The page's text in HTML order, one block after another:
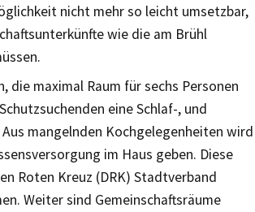
nicht mehr so leicht umsetzbar,
wie die am Brühl
die maximal Raum für sechs Personen
eine Schlaf-, und
mangelnden Kochgelegenheiten wird
im Haus geben. Diese
Roten Kreuz (DRK) Stadtverband
Weiter sind Gemeinschaftsräume